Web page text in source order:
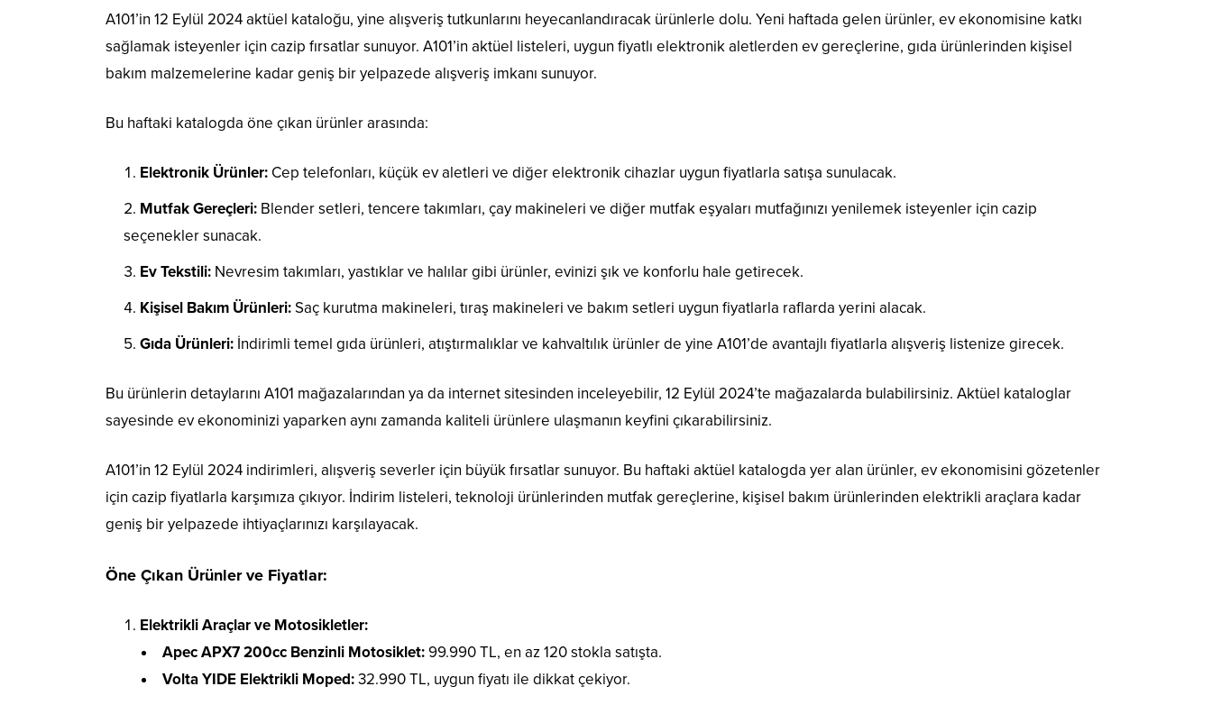
A101’in 12 Eylül 2024 aktüel kataloğu, yine alışveriş tutkunlarını heyecanlandıracak ürünlerle dolu. Yeni haftada gelen ürünler, ev ekonomisine katkı
sağlamak isteyenler için cazip fırsatlar sunuyor. A101’in aktüel listeleri, uygun fiyatlı elektronik aletlerden ev gereçlerine, gıda ürünlerinden kişisel
bakım malzemelerine kadar geniş bir yelpazede alışveriş imkanı sunuyor.
Bu haftaki katalogda öne çıkan ürünler arasında:
Elektronik Ürünler: Cep telefonları, küçük ev aletleri ve diğer elektronik cihazlar uygun fiyatlarla satışa sunulacak.
Mutfak Gereçleri: Blender setleri, tencere takımları, çay makineleri ve diğer mutfak eşyaları mutfağınızı yenilemek isteyenler için cazip
seçenekler sunacak.
Ev Tekstili: Nevresim takımları, yastıklar ve halılar gibi ürünler, evinizi şık ve konforlu hale getirecek.
Kişisel Bakım Ürünleri:Saç kurutma makineleri, tıraş makineleri ve bakım setleri uygun fiyatlarla raflarda yerini alacak.
Gıda Ürünleri: İndirimli temel gıda ürünleri, atıştırmalıklar ve kahvaltılık ürünler de yine A101’de avantajlı fiyatlarla alışveriş listenize girecek.
Bu ürünlerin detaylarını A101 mağazalarından ya da internet sitesinden inceleyebilir, 12 Eylül 2024’te mağazalarda bulabilirsiniz. Aktüel kataloglar
sayesinde ev ekonominizi yaparken aynı zamanda kaliteli ürünlere ulaşmanın keyfini çıkarabilirsiniz.
A101’in 12 Eylül 2024 indirimleri, alışveriş severler için büyük fırsatlar sunuyor. Bu haftaki aktüel katalogda yer alan ürünler, ev ekonomisini gözetenler
için cazip fiyatlarla karşımıza çıkıyor. İndirim listeleri, teknoloji ürünlerinden mutfak gereçlerine, kişisel bakım ürünlerinden elektrikli araçlara kadar
geniş bir yelpazede ihtiyaçlarınızı karşılayacak.
Öne Çıkan Ürünler ve Fiyatlar:
Elektrikli Araçlar ve Motosikletler:
Apec APX7 200cc Benzinli Motosiklet:99.990 TL, en az 120 stokla satışta.
Volta YIDE Elektrikli Moped:32.990 TL, uygun fiyatı ile dikkat çekiyor.